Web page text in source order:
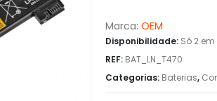
Marca: OEM
Disponibilidade: Só 2
REF: BAT_LN_T470
Categorias: Baterias,